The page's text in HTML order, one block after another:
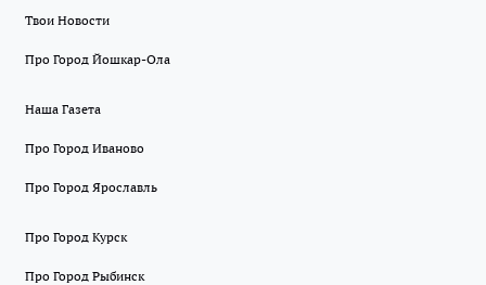
Твои Новости
Про Город Йошкар-Ола
Наша Газета
Про Город Иваново
Про Город Ярославль
Про Город Курск
Про Город Рыбинск